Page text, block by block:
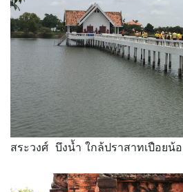
สระวงศ์ บึงน้ำ ใกล้ปราสาทเปือยน้